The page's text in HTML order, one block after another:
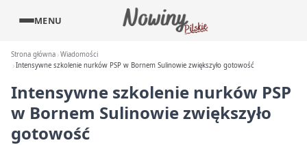
MENU
Strona główna Wiadomości
Intensywne szkolenie nurków PSP w Bornem Sulinowie zwiększyło gotowość
Intensywne szkolenie nurków PSP
w Bornem Sulinowie zwiększyło
gotowość